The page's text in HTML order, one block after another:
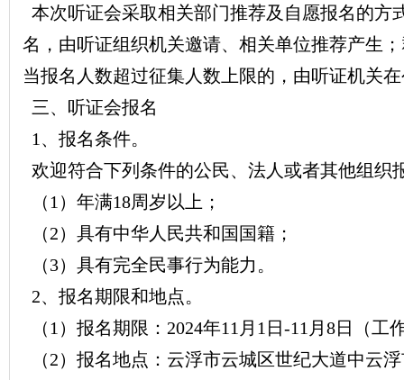
本次听证会采取相关部门推荐及自愿报名的方
名，由听证组织机关邀请、相关单位推荐产生
当报名人数超过征集人数上限的，由听证机关
三、听证会报名
1、报名条件。
欢迎符合下列条件的公民、法人或者其他组织
（1）年满18周岁以上；
（2）具有中华人民共和国国籍；
（3）具有完全民事行为能力。
2、报名期限和地点。
（1）报名期限：2024年11月1日-11月8日（工
（2）报名地点：云浮市云城区世纪大道中云